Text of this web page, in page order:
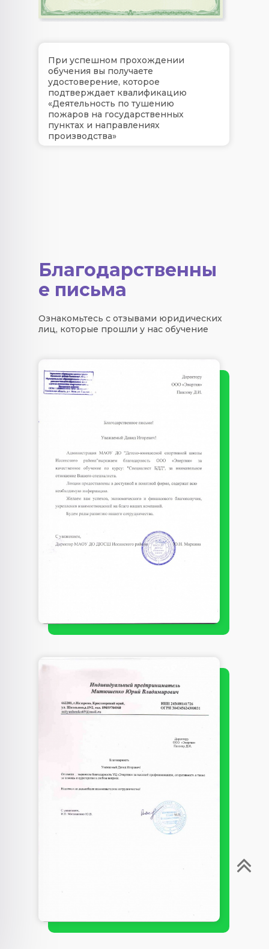
При успешном прохождении
обучения вы получаете
удостоверение, которое
подтверждает квалификацию
«Деятельность по тушению
пожаров на государственных
пунктах и направлениях
производства»
Благодарственны
е письма
Ознакомьтесь с отзывами юридических
лиц, которые прошли у нас обучение